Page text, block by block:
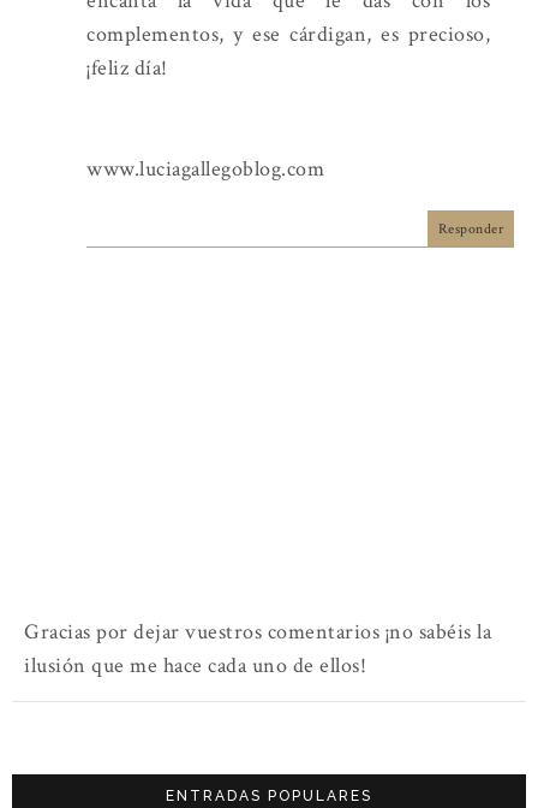
complementos, y ese cárdigan, es precioso,
¡feliz día!
www.luciagallegoblog.com
Responder
Gracias por dejar vuestros comentarios ¡no sabéis la
ilusión que me hace cada uno de ellos!
ENTRADAS POPULARES